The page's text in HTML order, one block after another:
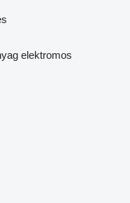
elektromos